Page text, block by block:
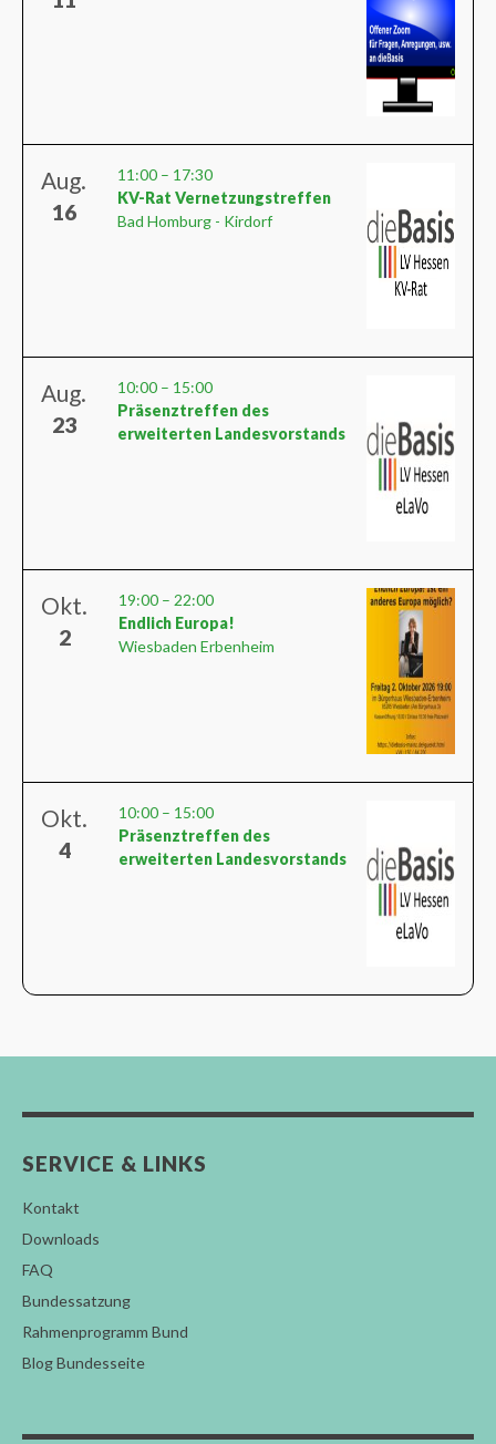
Aug.
16
11:00 – 17:30
KV-Rat Vernetzungstreffen
Bad Homburg - Kirdorf
Aug.
23
10:00 – 15:00
Präsenztreffen des
erweiterten Landesvorstands
Okt.
2
19:00 – 22:00
Endlich Europa!
Wiesbaden Erbenheim
Okt.
4
10:00 – 15:00
Präsenztreffen des
erweiterten Landesvorstands
SERVICE & LINKS
Kontakt
Downloads
FAQ
Bundessatzung
Rahmenprogramm Bund
Blog Bundesseite